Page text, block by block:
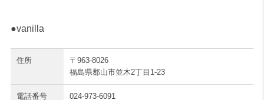
●vanilla
住所
〒963-8026
福島県郡山市並木2丁目1-23
電話番号
024-973-6091